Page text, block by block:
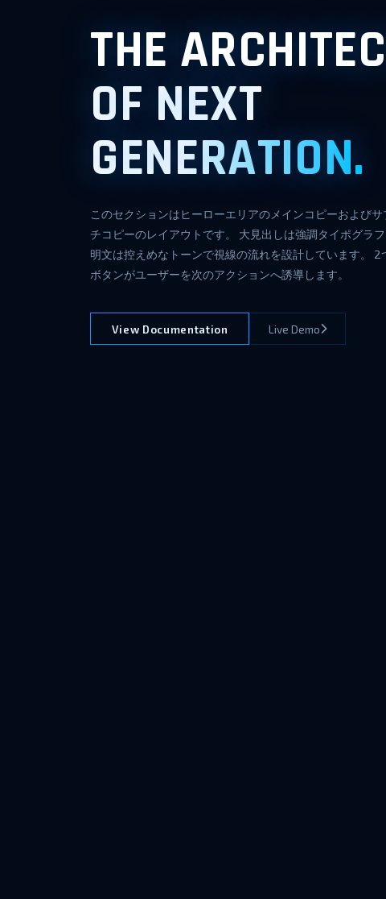
THE
OF NEXT
GENERATION.
このセクションはヒーローエリアのメインコピーおよびサ
チコピーのレイアウトです。 大見出しは強調タイポグラ
明文は控えめなトーンで視線の流れを設計しています。 2
ボタンがユーザーを次のアクションへ誘導します。
View Documentation Live Demo